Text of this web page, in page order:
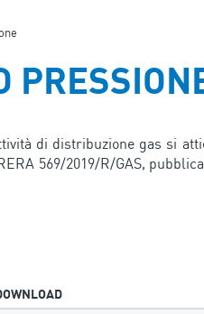
di distribuzione gas si
569/2019/R/GAS,